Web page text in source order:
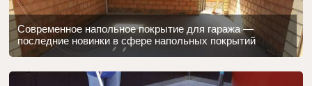
Современное напольное покрытие для гаража —
последние новинки в сфере напольных покрытий